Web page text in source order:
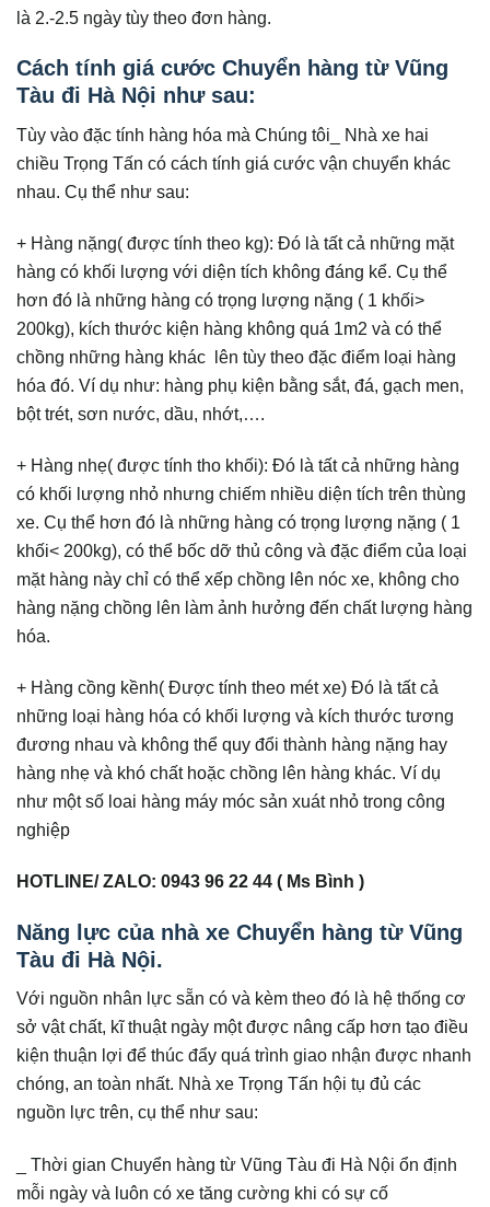
là 2.-2.5 ngày tùy theo đơn hàng.
Cách tính giá cước Chuyển hàng từ Vũng
Tàu đi Hà Nội như sau:
Tùy vào đặc tính hàng hóa mà Chúng tôi_ Nhà xe hai
chiều Trọng Tấn có cách tính giá cước vận chuyển khác
nhau. Cụ thể như sau:
+ Hàng nặng( được tính theo kg): Đó là tất cả những mặt
hàng có khối lượng với diện tích không đáng kể. Cụ thể
hơn đó là những hàng có trọng lượng nặng ( 1 khối>
200kg), kích thước kiện hàng không quá 1m2 và có thể
chồng những hàng khác lên tùy theo đặc điểm loại hàng
hóa đó. Ví dụ như: hàng phụ kiện bằng sắt, đá, gạch men,
bột trét, sơn nước, dầu, nhớt,….
+ Hàng nhẹ( được tính tho khối): Đó là tất cả những hàng
có khối lượng nhỏ nhưng chiếm nhiều diện tích trên thùng
xe. Cụ thể hơn đó là những hàng có trọng lượng nặng ( 1
khối< 200kg), có thể bốc dỡ thủ công và đặc điểm của loại
mặt hàng này chỉ có thể xếp chồng lên nóc xe, không cho
hàng nặng chồng lên làm ảnh hưởng đến chất lượng hàng
hóa.
+ Hàng cồng kềnh( Được tính theo mét xe) Đó là tất cả
những loại hàng hóa có khối lượng và kích thước tương
đương nhau và không thể quy đổi thành hàng nặng hay
hàng nhẹ và khó chất hoặc chồng lên hàng khác. Ví dụ
như một số loai hàng máy móc sản xuát nhỏ trong công
nghiệp
HOTLINE/ ZALO: 0943 96 22 44 ( Ms Bình )
Năng lực của nhà xe Chuyển hàng từ Vũng
Tàu đi Hà Nội.
Với nguồn nhân lực sẵn có và kèm theo đó là hệ thống cơ
sở vật chất, kĩ thuật ngày một được nâng cấp hơn tạo điều
kiện thuận lợi để thúc đẩy quá trình giao nhận được nhanh
chóng, an toàn nhất. Nhà xe Trọng Tấn hội tụ đủ các
nguồn lực trên, cụ thể như sau:
_ Thời gian Chuyển hàng từ Vũng Tàu đi Hà Nội ổn định
mỗi ngày và luôn có xe tăng cường khi có sự cố